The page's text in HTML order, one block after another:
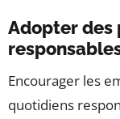
Adopter des
Encourager les
quotidiens